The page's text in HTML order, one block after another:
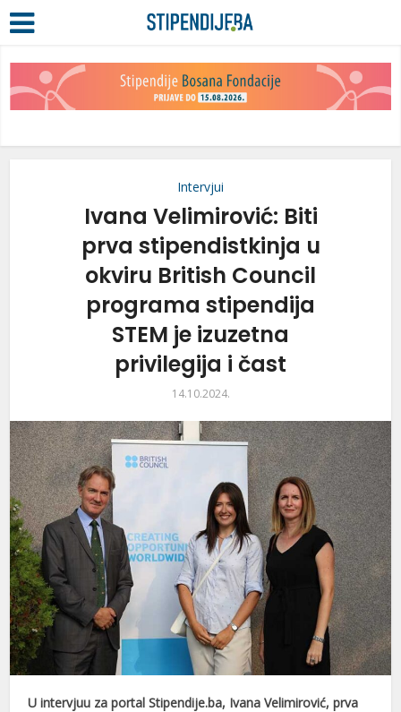
Intervjui
Ivana Velimirović: Biti
prva stipendistkinja u
okviru British Council
programa stipendija
STEM je izuzetna
privilegija i čast
14.10.2024.
U intervjuu za portal Stipendije.ba, Ivana Velimirović, prva